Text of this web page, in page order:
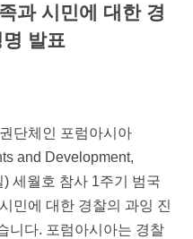
과 시민에 대한 경
발표
단체인 포럼아시아
and Development,
세월호 참사 1주기 범국
민에 대한 경찰의 과잉 진
니다. 포럼아시아는 경찰